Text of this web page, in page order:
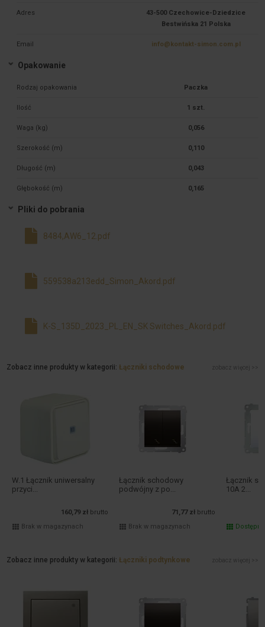
Adres
43-500 Czechowice-Dziedzice
Bestwińska 21 Polska
Email info@kontakt-simon.com.pl
Opakowanie
Rodzaj opakowania Paczka
Ilość 1 szt.
Waga (kg) 0,056
Szerokość (m) 0,110
Długość (m) 0,043
Głębokość (m) 0,165
Pliki do pobrania
8484,AW6_12.pdf
559538a213edd_Simon_Akord.pdf
K-S_135D_2023_PL_EN_SK Switches_Akord.pdf
Zobacz inne produkty w kategorii: Łączniki schodowe zobacz więcej >>
W.1 Łącznik uniwersalny
przyci...
160,79 zł
brutto
Brak w magazynach
Łącznik schodowy
podwójny z po...
71,77 zł
brutto
Brak w magazynach
Łącznik
10A 2...
Zobacz inne produkty w kategorii: Łączniki podtynkowe zobacz więcej >>